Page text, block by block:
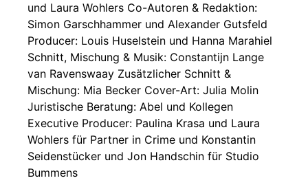
und Laura Wohlers Co-Autoren & Redaktion:
Simon Garschhammer und Alexander Gutsfeld
Producer: Louis Huselstein und Hanna Marahiel
Schnitt, Mischung & Musik: Constantijn Lange
van Ravenswaay Zusätzlicher Schnitt &
Mischung: Mia Becker Cover-Art: Julia Molin
Juristische Beratung: Abel und Kollegen
Executive Producer: Paulina Krasa und Laura
Wohlers für Partner in Crime und Konstantin
Seidenstücker und Jon Handschin für Studio
Bummens